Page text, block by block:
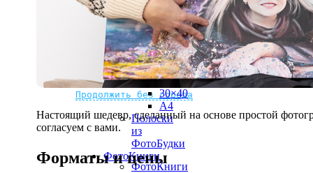
Не нашли Ваш город?
Мы доставляем по всему миру
Продолжить без города
10×15
13×18
15×15
15×20
20×20
20×30
30×30
30×40
A4
Полоски
из
ФотоБудки
ФотоКниги
ФотоКниги
Настоящий шедевр, сделанный на основе простой
согласуем с вами.
Форматы и цены